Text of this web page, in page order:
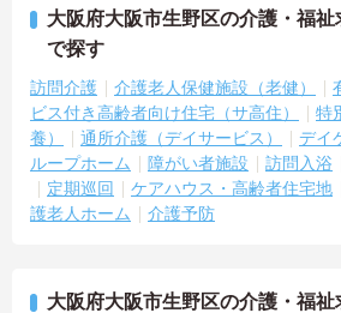
大阪府大阪市生野区の介護・福
で探す
訪問介護 介護老人保健施設（老健）
ビス付き高齢者向け住宅（サ高住）
特
養）
通所介護（デイサービス） デイ
ループホーム
障がい者施設 訪問入浴
定期巡回
ケアハウス・高齢者住宅地
護老人ホーム
介護予防
大阪府大阪市生野区の介護・福